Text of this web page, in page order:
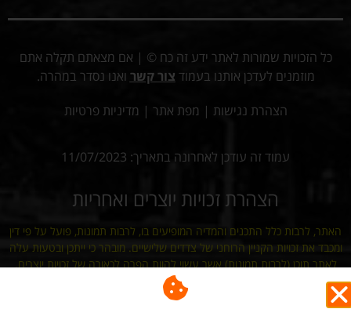
כל הזכויות שמורות לאתר ידע זה כח © | אם מצאתם תקלה אתם
מוזמנים לעדכן אותנו בעמוד צור קשר ואנו נסדר במהרה.
הצהרת נגישות | מפת אתר | מדיניות פרטיות
עמוד זה עודכן לאחרונה בתאריך: 11/07/2023
הצהרת זכויות יוצרים ואחריות
האתר, לרבות כלל התכנים והמדיה המופיעים בו, לרבות תמונות, פועל על פי דין
ומכבד את זכויות הקניין הרוחני של צדדים שלישיים. מובהר כי ייתכן ובטעות עלה
לאתר תוכן (לרבות תמונות) אשר עשוי להוות הפרה לכאורה של זכויות יוצרים.
מובהר ומוסכם כי למפעילי האתר לא תהיה כל אחריות ישירה או עקיפה לכל נזק
שייגרם עקב פרסום כאמור, וכי כל פנייה בדבר חשש להפרת זכויות תיבחן באופן